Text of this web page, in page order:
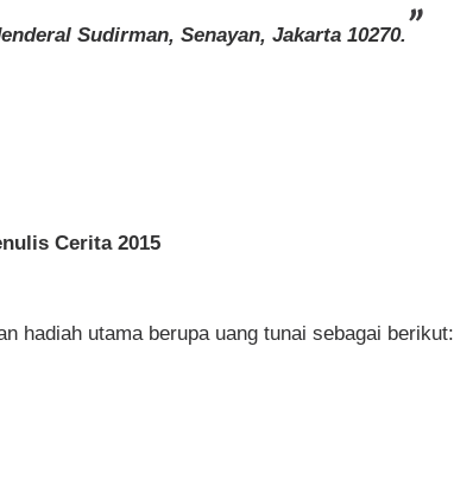
Sudirman, Senayan, Jakarta 10270.
Cerita 2015
hadiah utama berupa uang tunai sebagai berikut: